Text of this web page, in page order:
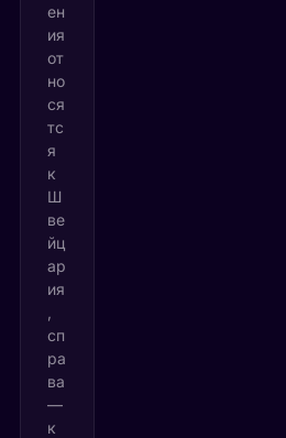
ен
ия
от
но
ся
тс
я
к
Ш
ве
йц
ар
ия
сп
ра
ва
—
к